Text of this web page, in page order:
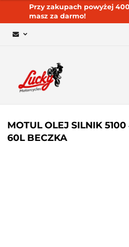
Przy zakupach powyżej 400
masz za darmo!
MOTUL OLEJ SILNIK
60L BECZKA